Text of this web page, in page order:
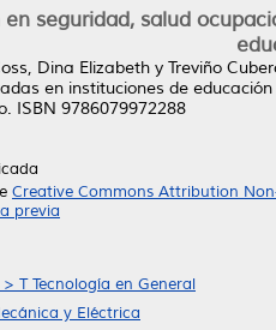
seguridad, salud
Dina Elizabeth y Treviño
en instituciones de educación
ISBN 9786079972288
Creative Commons Attribution
previa
T Tecnología en General
y Eléctrica